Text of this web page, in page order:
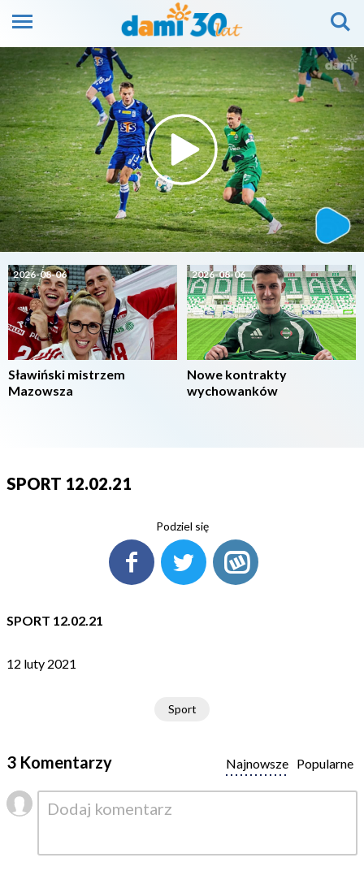
2026-08-06
Sławiński mistrzem
Mazowsza
2026-08-06
Nowe kontrakty
wychowanków
SPORT 12.02.21
Podziel się
SPORT 12.02.21
12 luty 2021
Sport
3 Komentarzy Popularne
Najnowsze